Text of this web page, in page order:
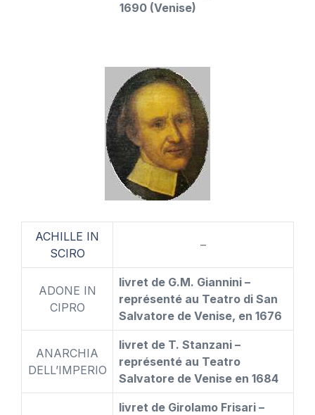
1690 (Venise)
ACHILLE IN
SCIRO
–
ADONE IN
CIPRO
livret de G.M. Giannini –
représenté au Teatro di San
Salvatore de Venise, en 1676
ANARCHIA
DELL’IMPERIO
livret de T. Stanzani –
représenté au Teatro
Salvatore de Venise en 1684
livret de Girolamo Frisari –